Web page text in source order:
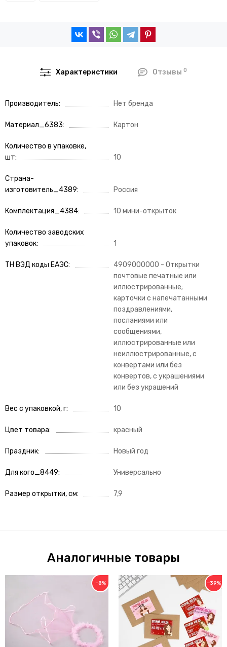
Характеристики Отзывы 0
Производитель Нет бренда
Материал_6383 Картон
Количество в упаковке,
шт
10
Страна-
изготовитель_4389
Россия
Комплектация_4384 10 мини-открыток
Количество заводских
упаковок
1
ТН ВЭД коды ЕАЭС
4909000000 - Открытки
почтовые печатные или
иллюстрированные;
карточки с напечатанными
поздравлениями,
посланиями или
сообщениями,
иллюстрированные или
неиллюстрированные, с
конвертами или без
конвертов, с украшениями
или без украшений
Вес с упаковкой, г 10
Цвет товара красный
Праздник Новый год
Для кого_8449 Универсально
Размер открытки, см 7,9
Аналогичные товары
−8% −39%